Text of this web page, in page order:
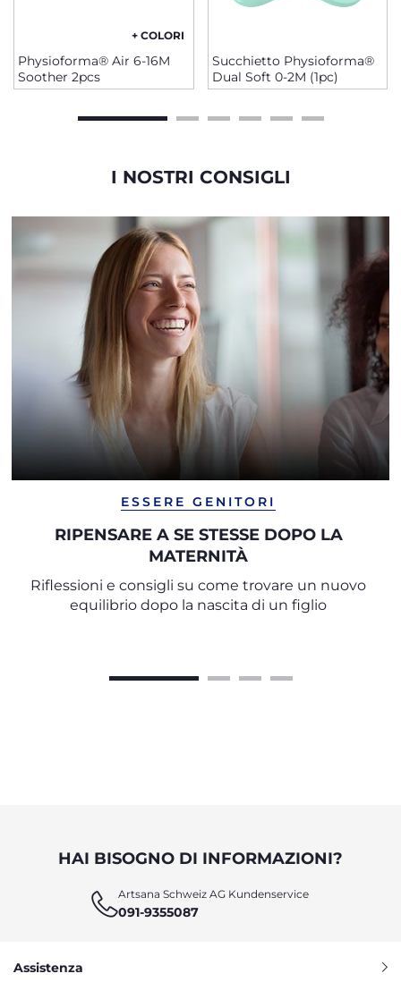
+ COLORI
Physioforma® Air 6-16M
Soother 2pcs
Succhietto Physioforma®
Dual Soft 0-2M (1pc)
I NOSTRI CONSIGLI
ESSERE GENITORI
RIPENSARE A SE STESSE DOPO LA
MATERNITÀ
Riflessioni e consigli su come trovare un nuovo
equilibrio dopo la nascita di un figlio
HAI BISOGNO DI INFORMAZIONI?
Artsana Schweiz AG Kundenservice
091-9355087
Assistenza